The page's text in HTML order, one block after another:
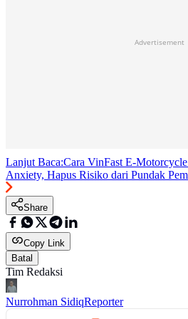
Advertisement
Lanjut Baca:Cara VinFast E-
Anxiety, Hapus Risiko dari Pundak
Share
Copy Link
Batal
Tim Redaksi
Nurrohman SidiqReporter